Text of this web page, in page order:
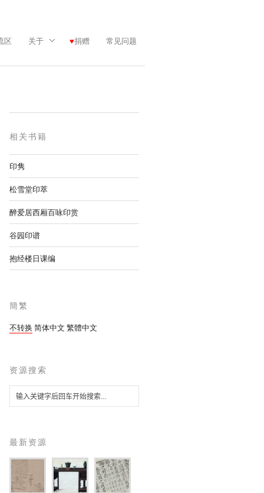
区 关于 捐赠 常见问题
相关书籍
印隽
松雪堂印萃
醉爱居西厢百咏印赏
谷园印谱
抱经楼日课编
簡繁
不转换 简体中文 繁體中文
资源搜索
最新资源